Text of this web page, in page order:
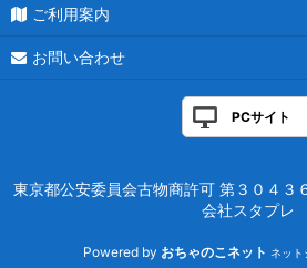
ご利用案内
お問い合わせ
PCサイト
東京都公安委員会古物商許可 第３０４
会社スタプレ
Powered by おちゃのこネット ネット